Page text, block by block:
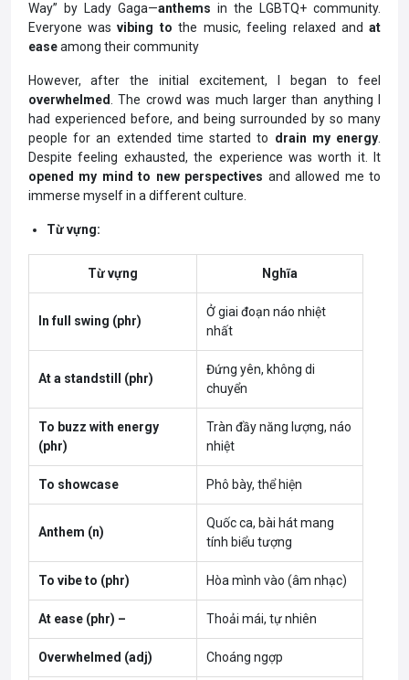
Way” by Lady Gaga—anthems in the LGBTQ+ community.
Everyone wasvibing to the music, feeling relaxed and at
easeamong their community
However, after the initial excitement, I began to feel
overwhelmed. The crowd was much larger than anything I
had experienced before, and being surrounded by so many
people for an extended time started to drain my energy.
Despite feeling exhausted, the experience was worth it. It
opened my mind to new perspectives and allowed me to
immerse myself in a different culture.
Từ vựng:
Từ vựng Nghĩa
In full swing (phr)
Ở giai đoạn náo nhiệt
nhất
At a standstill (phr)
Đứng yên, không di
chuyển
To buzz with energy
(phr)
Tràn đầy năng lượng, náo
nhiệt
To showcase Phô bày, thể hiện
Anthem (n)
Quốc ca, bài hát mang
tính biểu tượng
To vibe to (phr) Hòa mình vào (âm nhạc)
At ease (phr) – Thoải mái, tự nhiên
Overwhelmed (adj) Choáng ngợp